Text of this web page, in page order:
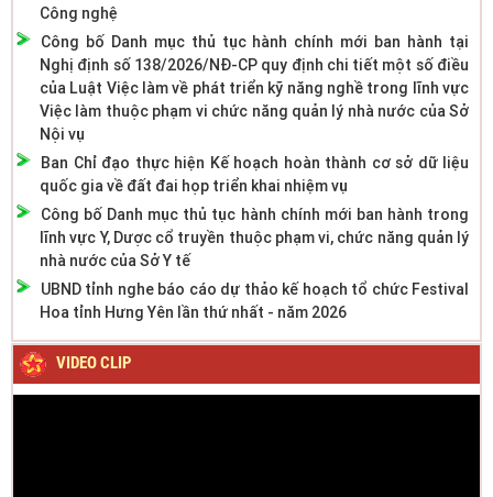
Công nghệ
Công bố Danh mục thủ tục hành chính mới ban hành tại
Nghị định số 138/2026/NĐ-CP quy định chi tiết một số điều
của Luật Việc làm về phát triển kỹ năng nghề trong lĩnh vực
Việc làm thuộc phạm vi chức năng quản lý nhà nước của Sở
Nội vụ
Ban Chỉ đạo thực hiện Kế hoạch hoàn thành cơ sở dữ liệu
quốc gia về đất đai họp triển khai nhiệm vụ
Công bố Danh mục thủ tục hành chính mới ban hành trong
lĩnh vực Y, Dược cổ truyền thuộc phạm vi, chức năng quản lý
nhà nước của Sở Y tế
UBND tỉnh nghe báo cáo dự thảo kế hoạch tổ chức Festival
Hoa tỉnh Hưng Yên lần thứ nhất - năm 2026
VIDEO CLIP